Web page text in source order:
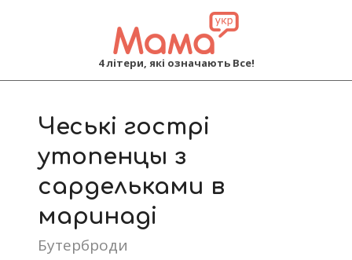
4 літери, які означають Все!
Чеські гострі
утопенцы з
сардельками в
маринаді
Бутерброди